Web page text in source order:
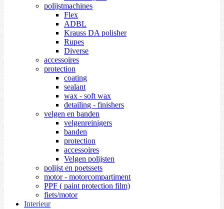
polijstmachines
Flex
ADBL
Krauss DA polisher
Rupes
Diverse
accessoires
protection
coating
sealant
wax - soft wax
detailing - finishers
velgen en banden
velgenreinigers
banden
protection
accessoires
Velgen polijsten
polijst en poetssets
motor - motorcompartiment
PPF ( paint protection film)
fiets/motor
Interieur